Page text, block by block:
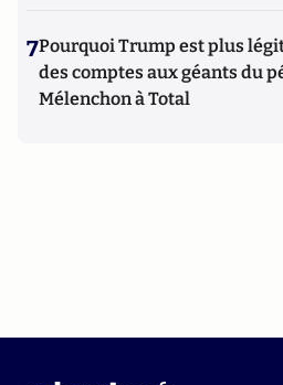
7Pourquoi Trump est plus
des comptes aux géants du
Mélenchon à Total